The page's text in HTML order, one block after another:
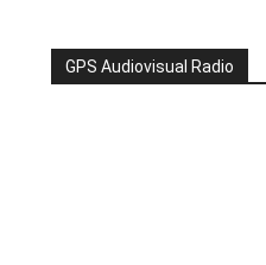
GPS Audiovisual Radio